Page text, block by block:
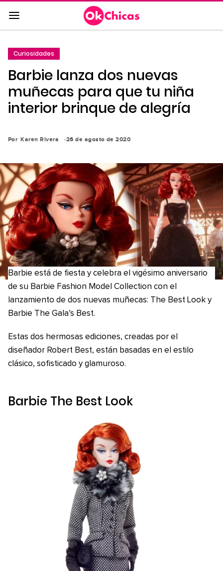
Saltar
al
contenido
a
la
navegación
principal
Curiosidades
Barbie lanza dos nuevas
muñecas para que tu niña
interior brinque de alegría
Por Karen Rivera 26 de agosto de 2020
Barbie está de fiesta y celebra el vigésimo aniversario
de su Barbie Fashion Model Collection con el
lanzamiento de dos nuevas muñecas: The Best Look y
Barbie The Gala’s Best.
Estas dos hermosas ediciones, creadas por el
diseñador Robert Best, están basadas en el estilo
clásico, sofisticado y glamuroso.
Barbie The Best Look